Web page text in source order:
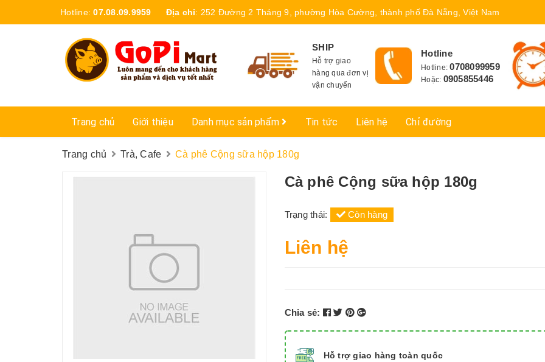
Hotline:07.08.09.9959 Địa chỉ: 252 Đường 2 Tháng 9, phường Hòa Cường, thành phố Đà Nẵng, Việt Nam
SHIP
Hỗ trợ giao
hàng qua đơn vị
vận chuyển
Hotline
Hotline:0708099959
Hoặc: 0905855446
Trang chủ Giới thiệu Danh mục sản phẩm Tin tức Liên hệ Chỉ đường
Trang chủ Trà, Cafe Cà phê Cộng sữa hộp 180g
Cà phê Cộng sữa hộp 180g
Trạng thái: Còn hàng
Liên hệ
Chia sẻ:
Hỗ trợ giao hàng toàn quốc